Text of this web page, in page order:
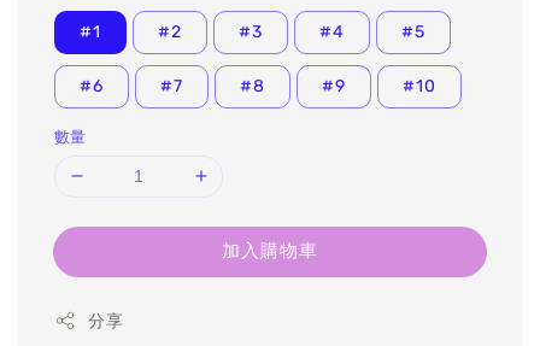
#1 #2 #3 #4 #5
#6 #7 #8 #9 #10
數量
加入購物車
分享